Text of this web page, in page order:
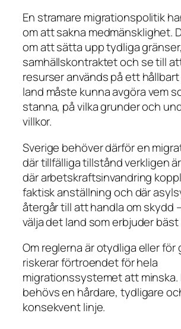
En stramare migrationspolitik
om att sakna medmänsklighet.
om att sätta upp tydliga
samhällskontraktet och se till
resurser används på ett
land måste kunna avgöra vem
stanna, på vilka grunder och
villkor.
Sverige behöver därför en
där tillfälliga tillstånd verkligen
där arbetskraftsinvandring
faktisk anställning och där
återgår till att handla om skydd
välja det land som erbjuder bäst
Om reglerna är otydliga eller för
riskerar förtroendet för hela
migrationssystemet att minska.
behövs en hårdare, tydligare
konsekvent linje.